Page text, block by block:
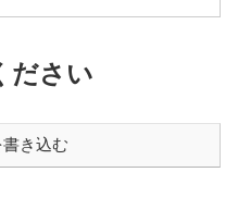
ださい
き込む